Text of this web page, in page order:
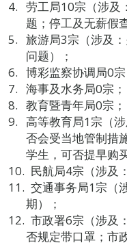
劳工局10宗（涉及
题；停工及无薪假
旅游局3宗（涉及
问题）；
博彩监察协调局0宗
海事及水务局0宗；
教育暨青年局0宗；
高等教育局1宗（
否会受当地管制措
学生，可否提早购
民航局4宗（涉及
交通事务局1宗（
期）；
市政署6宗（涉及
否规定带口罩；市